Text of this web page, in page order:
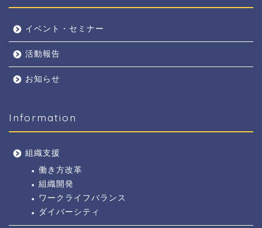
イベント・セミナー
活動報告
お知らせ
Information
組織支援
働き方改革
組織開発
ワークライフバランス
ダイバーシティ